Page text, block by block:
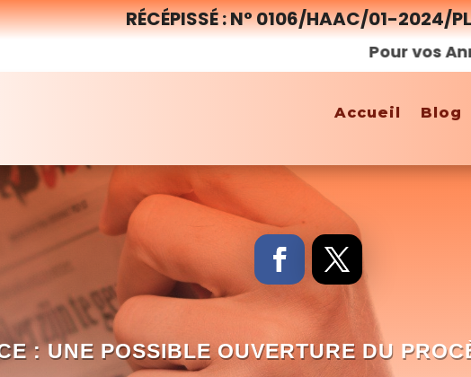
RÉCÉPISSÉ : N° 0106/HAAC/01-2024/
Pour vos
Accueil Blog
: UNE POSSIBLE OUVERTURE DU